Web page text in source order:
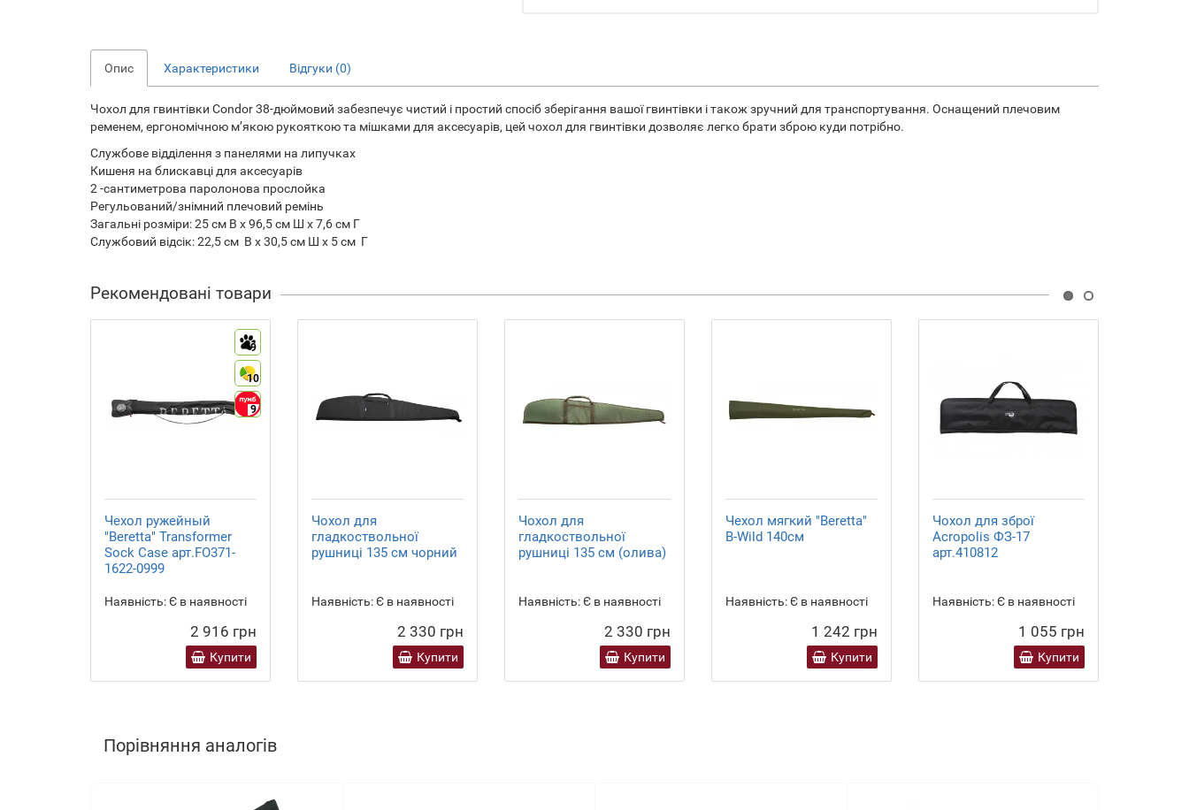
Опис Характеристики Відгуки (0)
Чохол для гвинтівки Condor 38-дюймовий забезпечує чистий і простий спосіб зберігання вашої гвинтівки і також зручний для транспортування. Оснащений плечовим
ременем, ергономічною м’якою рукояткою та мішками для аксесуарів, цей чохол для гвинтівки дозволяє легко брати зброю куди потрібно.
Службове відділення з панелями на липучках
Кишеня на блискавці для аксесуарів
2 -сантиметрова паролонова прослойка
Регульований/знімний плечовий ремінь
Загальні розміри: 25 см В x 96,5 см Ш x 7,6 см Г
Службовий відсік: 22,5 см В x 30,5 см Ш x 5 см Г
Рекомендовані товари
9
10
9
Чехол ружейный
"Beretta" Transformer
Sock Case арт.FO371-
1622-0999
Наявність:Є в наявності
2 916 грн
Купити
Чохол для
гладкоствольної
рушниці 135 см чорний
Наявність:Є в наявності
2 330 грн
Купити
Чохол для
гладкоствольної
рушниці 135 см (олива)
Наявність:Є в наявності
2 330 грн
Купити
Чехол мягкий "Beretta"
B-Wild 140см
Наявність:Є в наявності
1 242 грн
Купити
Чохол для зброї
Acropolis ФЗ-17
арт.410812
Наявність:Є в наявності
1 055 грн
Купити
Порівняння аналогів